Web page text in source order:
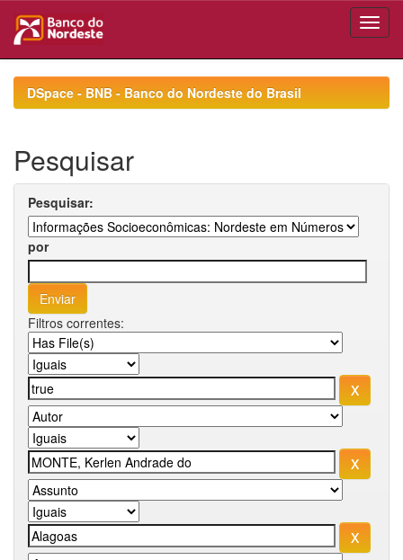
navigationDSpace - BNB - Banco do Nordeste do Brasil
Pesquisar
Pesquisar:
por
Filtros correntes: